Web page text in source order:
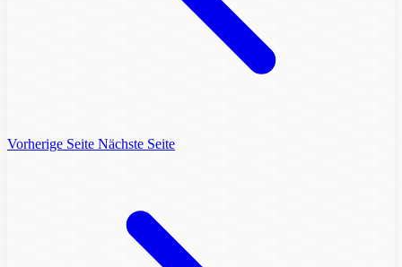
Vorherige Seite Nächste Seite